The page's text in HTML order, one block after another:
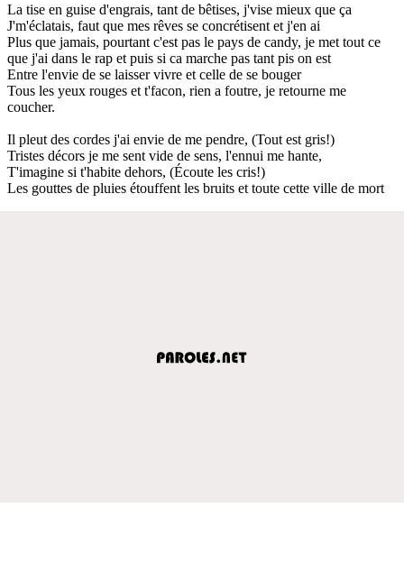
La tise en guise d'engrais, tant de bêtises, j'vise mieux que ça
J'm'éclatais, faut que mes rêves se concrétisent et j'en ai
Plus que jamais, pourtant c'est pas le pays de candy, je met tout ce
que j'ai dans le rap et puis si ca marche pas tant pis on est
Entre l'envie de se laisser vivre et celle de se bouger
Tous les yeux rouges et t'facon, rien a foutre, je retourne me
coucher.
Il pleut des cordes j'ai envie de me pendre, (Tout est gris!)
Tristes décors je me sent vide de sens, l'ennui me hante,
T'imagine si t'habite dehors, (Écoute les cris!)
Les gouttes de pluies étouffent les bruits et toute cette ville de mort